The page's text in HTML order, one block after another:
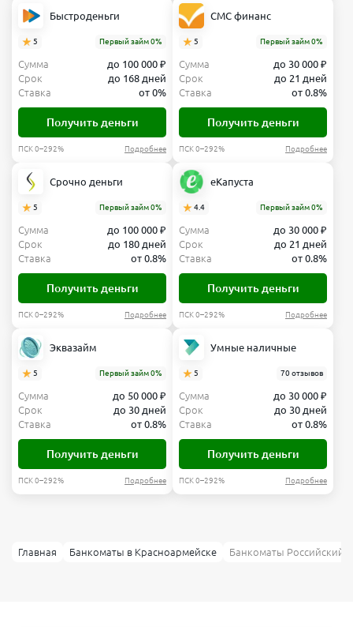
Быстроденьги
5 Первый займ 0%
Сумма
до 100 000 ₽
Срок
до 168 дней
Ставка
от 0%
Получить деньги
ПСК 0–292% Подробнее
СМС финанс
5 Первый займ 0%
Сумма
до 30 000 ₽
Срок
до 21 дней
Ставка
от 0.8%
Получить деньги
ПСК 0–292% Подробнее
Срочно деньги
5 Первый займ 0%
Сумма
до 100 000 ₽
Срок
до 180 дней
Ставка
от 0.8%
Получить деньги
ПСК 0–292% Подробнее
еКапуста
4.4 Первый займ 0%
Сумма
до 30 000 ₽
Срок
до 21 дней
Ставка
от 0.8%
Получить деньги
ПСК 0–292% Подробнее
Эквазайм
5 Первый займ 0%
Сумма
до 50 000 ₽
Срок
до 30 дней
Ставка
от 0.8%
Получить деньги
ПСК 0–292% Подробнее
Умные наличные
5 70 отзывов
Сумма
до 30 000 ₽
Срок
до 30 дней
Ставка
от 0.8%
Получить деньги
ПСК 0–292% Подробнее
Главная Банкоматы в Красноармейске Банкоматы Российский